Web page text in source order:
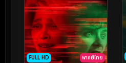
FULL HD พากย์ไทย